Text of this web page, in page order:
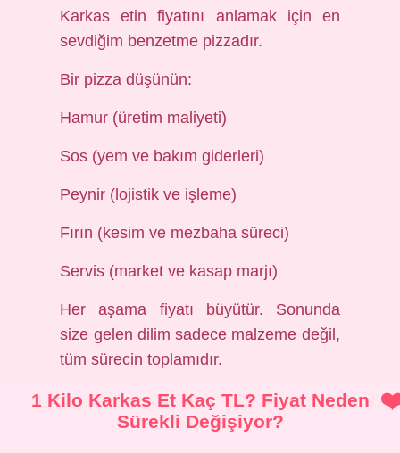
Karkas etin fiyatını anlamak için en
sevdiğim benzetme pizzadır.
Bir pizza düşünün:
Hamur (üretim maliyeti)
Sos (yem ve bakım giderleri)
Peynir (lojistik ve işleme)
Fırın (kesim ve mezbaha süreci)
Servis (market ve kasap marjı)
Her aşama fiyatı büyütür. Sonunda
size gelen dilim sadece malzeme değil,
tüm sürecin toplamıdır.
1 Kilo Karkas Et Kaç TL? Fiyat Neden
Sürekli Değişiyor?